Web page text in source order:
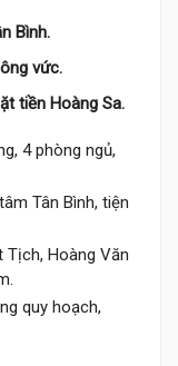
Bình.
vức.
tiền Hoàng Sa.
4 phòng ngủ,
Tân Bình, tiện
Tịch, Hoàng Văn
quy hoạch,